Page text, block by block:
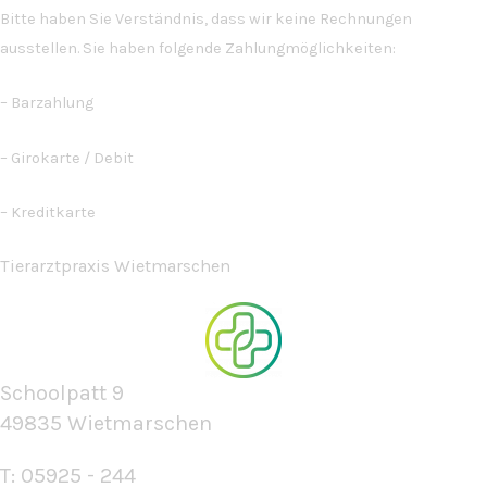
Bitte haben Sie Verständnis, dass wir keine Rechnungen
ausstellen. Sie haben folgende Zahlungmöglichkeiten:
– Barzahlung
– Girokarte / Debit
– Kreditkarte
Tierarztpraxis Wietmarschen
Schoolpatt 9
49835 Wietmarschen
T: 05925 - 244